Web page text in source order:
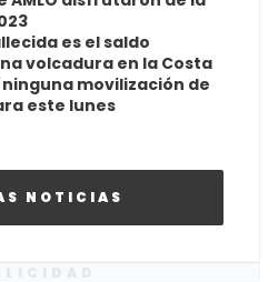
es el saldo
volcadura en la Costa
movilización de
este lunes
NOTICIAS